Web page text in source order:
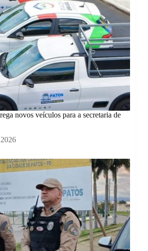
novos veículos para a secretaria de